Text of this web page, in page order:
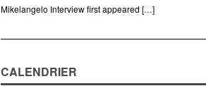
Mikelangelo Interview first appeared […]
CALENDRIER